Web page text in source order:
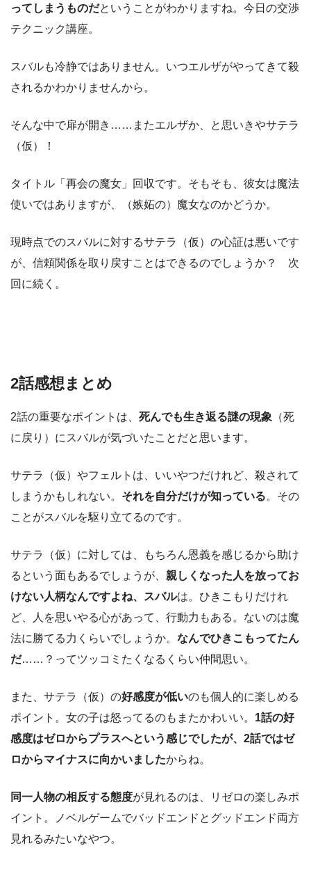
ってしまうものだということがわかりますね。今日の交渉
テクニック講座。
スバルも冷静ではありません。いつエルザがやってきて殺
されるかわかりませんから。
そんな中で扉が開き……またエルザか、と思いきやサテラ
（仮）！
タイトル「再会の魔女」回収です。そもそも、彼女は魔法
使いではありますが、（嫉妬の）魔女なのかどうか。
現時点でのスバルに対するサテラ（仮）の心証は悪いです
が、信頼関係を取り戻すことはできるのでしょうか？ 次
回に続く。
2話感想まとめ
2話の重要なポイントは、 死んでも生き返る謎の現象 （死
に戻り）にスバルが気づいたことだと思います。
サテラ（仮）やフェルトは、いいやつだけれど、殺されて
しまうかもしれない。 それを自分だけが知っている。その
ことがスバルを駆り立てるのです。
サテラ（仮）に対しては、もちろん恩義を感じるから助け
るという面もあるでしょうが、 親しくなった人を放ってお
けない人柄なんですよね、スバルは。ひきこもりだけれ
ど、人を思いやる心があって、行動力もある。ないのは魔
法に勝てる力くらいでしょうか。 なんでひきこもってたん
だ……？ってツッコミたくなるくらい仲間思い。
また、サテラ（仮）の好感度が低いのも個人的に楽しめる
ポイント。女の子は怒ってるのもまたかわいい。 1話の好
感度はゼロからプラスへという感じでしたが、2話ではゼ
ロからマイナスに向かいましたからね。
同一人物の相反する態度が見れるのは、リゼロの楽しみポ
イント。ノベルゲームでバッドエンドとグッドエンド両方
見れるみたいなやつ。